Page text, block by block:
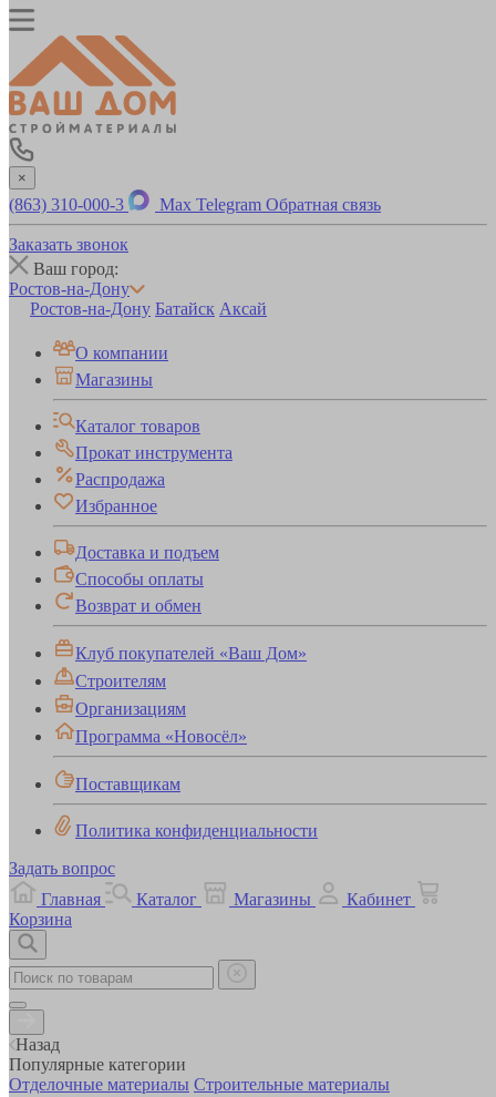
×
(863) 310-000-3 Max Telegram Обратная связь
Заказать звонок
Ваш город:
Ростов-на-Дону
Ростов-на-Дону Батайск Аксай
О компании
Магазины
Каталог товаров
Прокат инструмента
Распродажа
Избранное
Доставка и подъем
Способы оплаты
Возврат и обмен
Клуб покупателей «Ваш Дом»
Строителям
Организациям
Программа «Новосёл»
Поставщикам
Политика конфиденциальности
Задать вопрос
Главная
Каталог Магазины
Кабинет
Корзина
Назад
Популярные категории
Отделочные материалы Строительные материалы